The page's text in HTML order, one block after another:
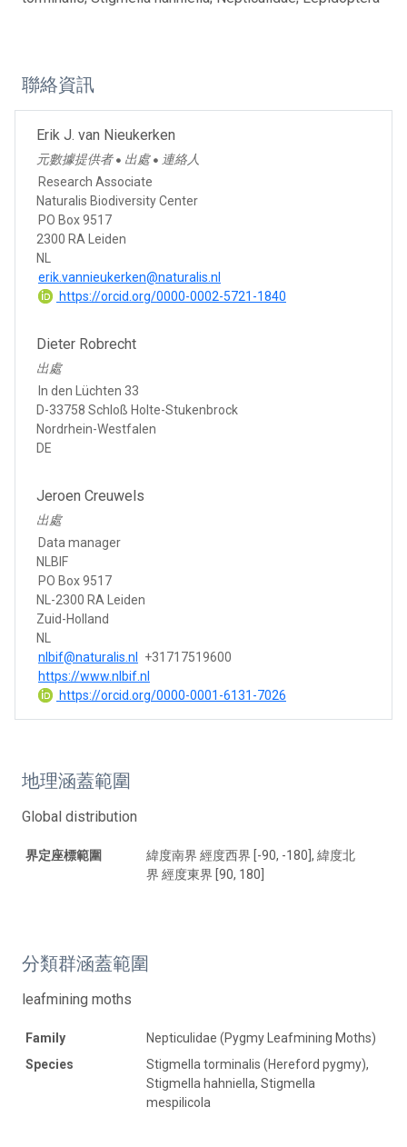
聯絡資訊
Erik J. van Nieukerken
元數據提供者 ● 出處 ● 連絡人
Research Associate
Naturalis Biodiversity Center
PO Box 9517
2300 RA Leiden
NL
erik.vannieukerken@naturalis.nl
https://orcid.org/0000-0002-5721-1840
Dieter Robrecht
出處
In den Lüchten 33
D-33758 Schloß Holte-Stukenbrock
Nordrhein-Westfalen
DE
Jeroen Creuwels
出處
Data manager
NLBIF
PO Box 9517
NL-2300 RA Leiden
Zuid-Holland
NL
nlbif@naturalis.nl
+31717519600
https://www.nlbif.nl
https://orcid.org/0000-0001-6131-7026
地理涵蓋範圍
Global distribution
界定座標範圍
緯度南界 經度西界 [-90, -180], 緯度北
界 經度東界 [90, 180]
分類群涵蓋範圍
leafmining moths
Family
Nepticulidae (Pygmy Leafmining Moths)
Species
Stigmella torminalis (Hereford pygmy),
Stigmella hahniella, Stigmella
mespilicola